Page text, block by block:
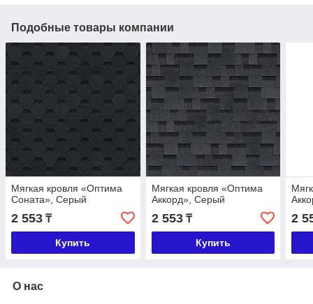
Подобные товары компании
Мягкая кровля «Оптима
Соната», Серый
2 553 ₸
Купить
Мягкая кровля «Оптима
Аккорд», Серый
2 553₸
Купить
2
О нас